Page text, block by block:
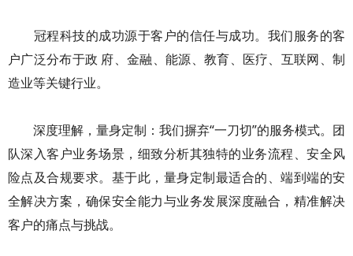
冠程科技的成功源于客户的信任与成功。我们服务的客
户广泛分布于政 府、金融、能源、教育、医疗、互联网、制
造业等关键行业。
深度理解，量身定制：我们摒弃“一刀切”的服务模式。团
队深入客户业务场景，细致分析其独特的业务流程、安全风
险点及合规要求。基于此，量身定制最适合的、端到端的安
全解决方案，确保安全能力与业务发展深度融合，精准解决
客户的痛点与挑战。